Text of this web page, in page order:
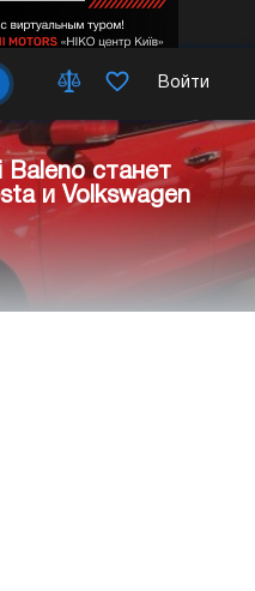
Войти
Baleno станет
и Volkswagen